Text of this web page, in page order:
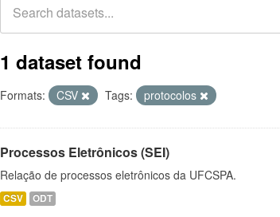
1 dataset found
Formats: CSV Tags: protocolos
Processos Eletrônicos (SEI)
Relação de processos eletrônicos da UFCSPA.
CSV ODT